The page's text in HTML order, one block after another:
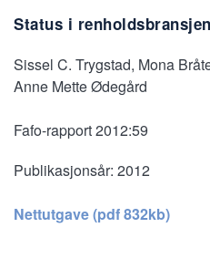
Status i
Sissel C. Trygstad, Mona
Anne Mette Ødegård
Fafo-rapport 2012:59
Publikasjonsår: 2012
Nettutgave (pdf 832kb)